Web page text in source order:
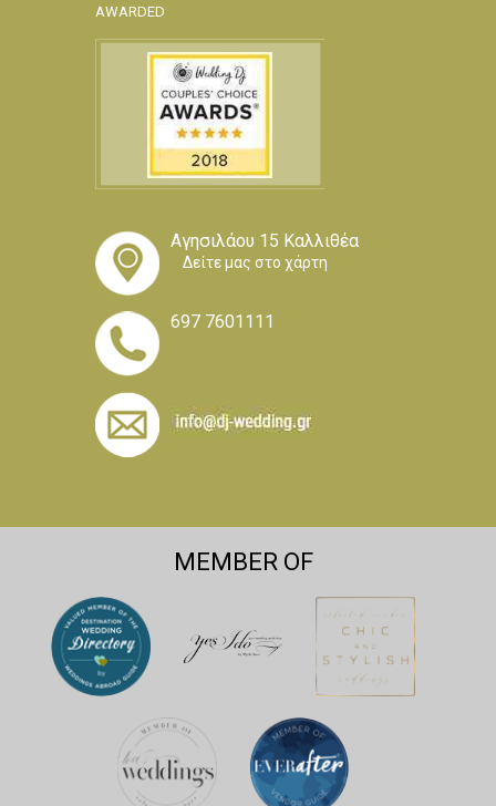
AWARDED
Αγησιλάου 15 Καλλιθέα
Δείτε μας στο χάρτη
697 7601111
MEMBER OF